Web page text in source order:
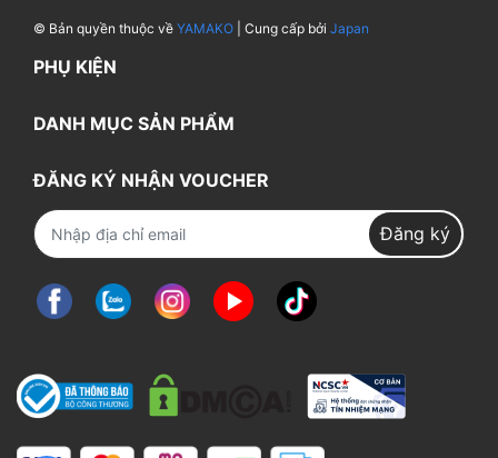
© Bản quyền thuộc về YAMAKO | Cung cấp bởi Japan
PHỤ KIỆN
DANH MỤC SẢN PHẨM
ĐĂNG KÝ NHẬN VOUCHER
Đăng ký